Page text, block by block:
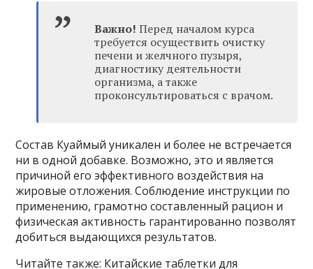
Важно! Перед началом курса
требуется осуществить очистку
печени и желчного пузыря,
диагностику деятельности
организма, а также
проконсультироваться с врачом.
Состав Куаймый уникален и более не встречается
ни в одной добавке. Возможно, это и является
причиной его эффективного воздействия на
жировые отложения. Соблюдение инструкции по
применению, грамотно составленный рацион и
физическая активность гарантированно позволят
добиться выдающихся результатов.
Читайте также: Китайские таблетки для